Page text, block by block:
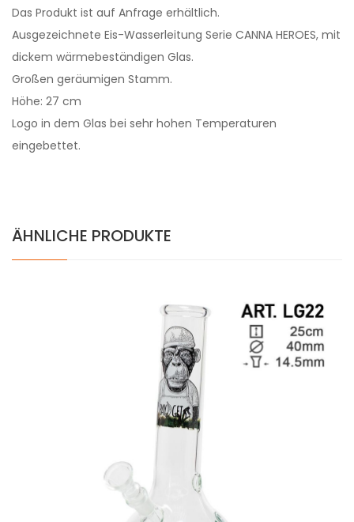
Das Produkt ist auf Anfrage erhältlich.
Ausgezeichnete Eis-Wasserleitung Serie CANNA HEROES, mit
dickem wärmebeständigen Glas.
Großen geräumigen Stamm.
Höhe: 27 cm
Logo in dem Glas bei sehr hohen Temperaturen
eingebettet.
ÄHNLICHE PRODUKTE